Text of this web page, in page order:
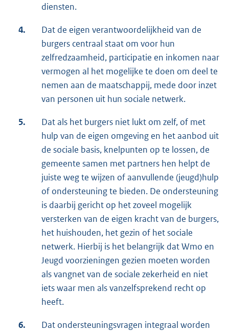
diensten.
4.
Dat de eigen verantwoordelijkheid van de
burgers centraal staat om voor hun
zelfredzaamheid, participatie en inkomen naar
vermogen al het mogelijke te doen om deel te
nemen aan de maatschappij, mede door inzet
van personen uit hun sociale netwerk.
5.
Dat als het burgers niet lukt om zelf, of met
hulp van de eigen omgeving en het aanbod uit
de sociale basis, knelpunten op te lossen, de
gemeente samen met partners hen helpt de
juiste weg te wijzen of aanvullende (jeugd)hulp
of ondersteuning te bieden. De ondersteuning
is daarbij gericht op het zoveel mogelijk
versterken van de eigen kracht van de burgers,
het huishouden, het gezin of het sociale
netwerk. Hierbij is het belangrijk dat Wmo en
Jeugd voorzieningen gezien moeten worden
als vangnet van de sociale zekerheid en niet
iets waar men als vanzelfsprekend recht op
heeft.
6.
Dat ondersteuningsvragen integraal worden